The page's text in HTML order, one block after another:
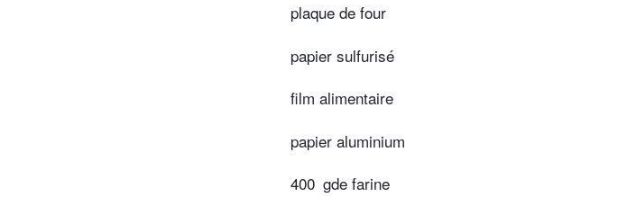
plaque de four
papier sulfurisé
film alimentaire
papier aluminium
400 gde farine